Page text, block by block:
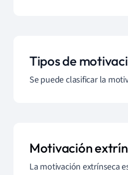
Tipos de
Se puede clasificar la
Motivación
La motivación extrínseca